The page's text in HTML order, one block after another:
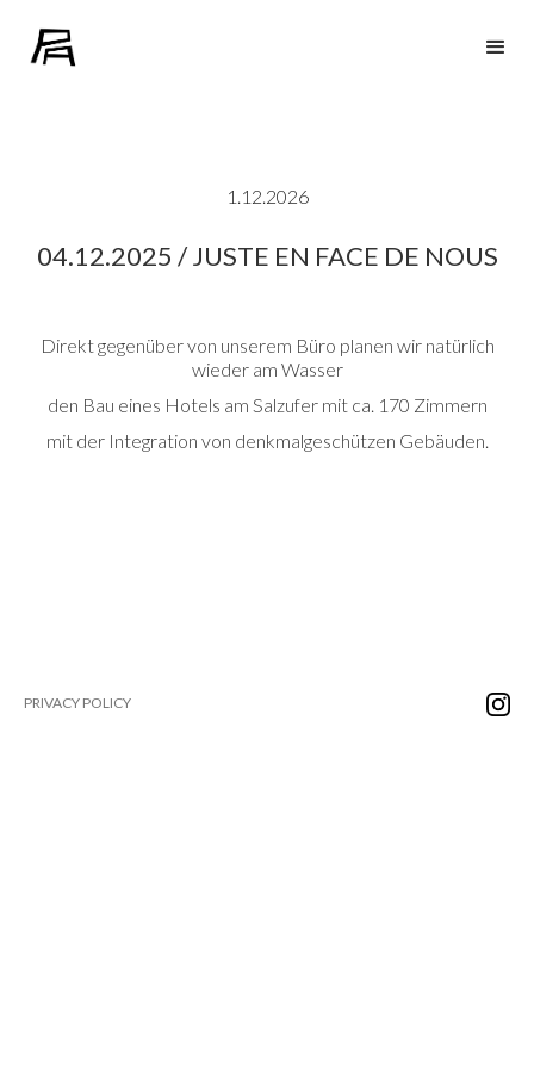
1.12.2026
04.12.2025 / JUSTE EN FACE DE NOUS
Direkt gegenüber von unserem Büro planen wir natürlich
wieder am Wasser
den Bau eines Hotels am Salzufer mit ca. 170 Zimmern
mit der Integration von denkmalgeschützen Gebäuden.
PRIVACY POLICY